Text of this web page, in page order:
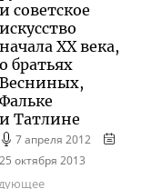
и советское
искусство
начала XX века,
о братьях
Весниных,
Фальке
и Татлине
7 апреля 2012
25 октября 2013